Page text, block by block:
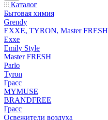
Каталог
Бытовая химия
Grendy
EXXE, TYRON, Master FRESH
Exxe
Emily Style
Master FRESH
Parlo
Tyron
Грасс
MYMUSE
BRANDFREE
Грасс
Освежители воздуха